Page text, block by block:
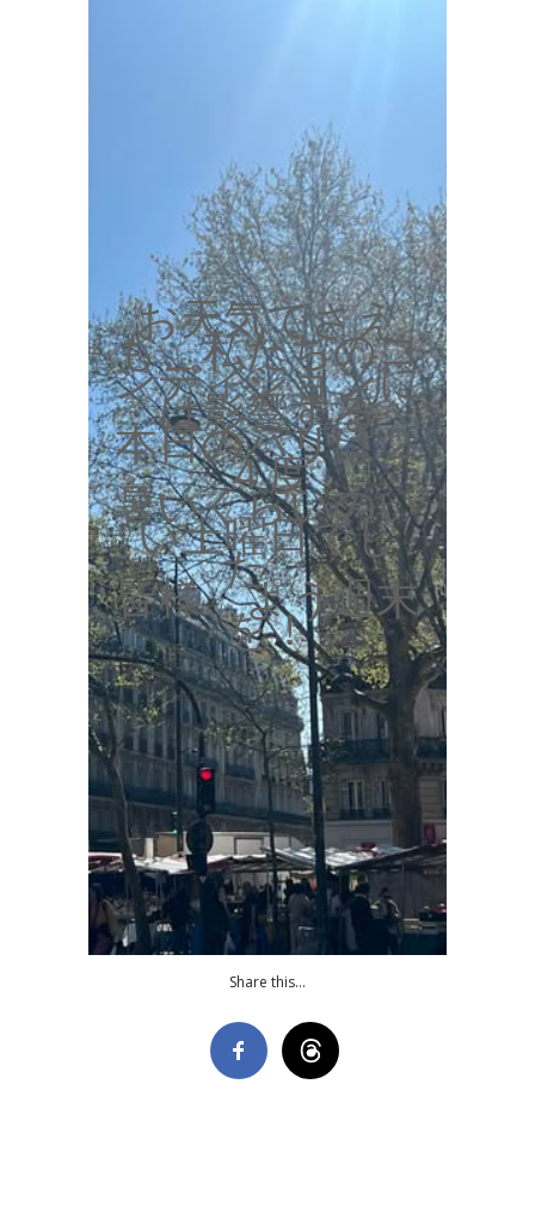
お天気でさえ
も、私たちのコ
ンディションに
は影響する
本日のパリは２
４度
暑いくらいのい
い土曜日でし
た。
皆様、よう週末
を！
Share this…